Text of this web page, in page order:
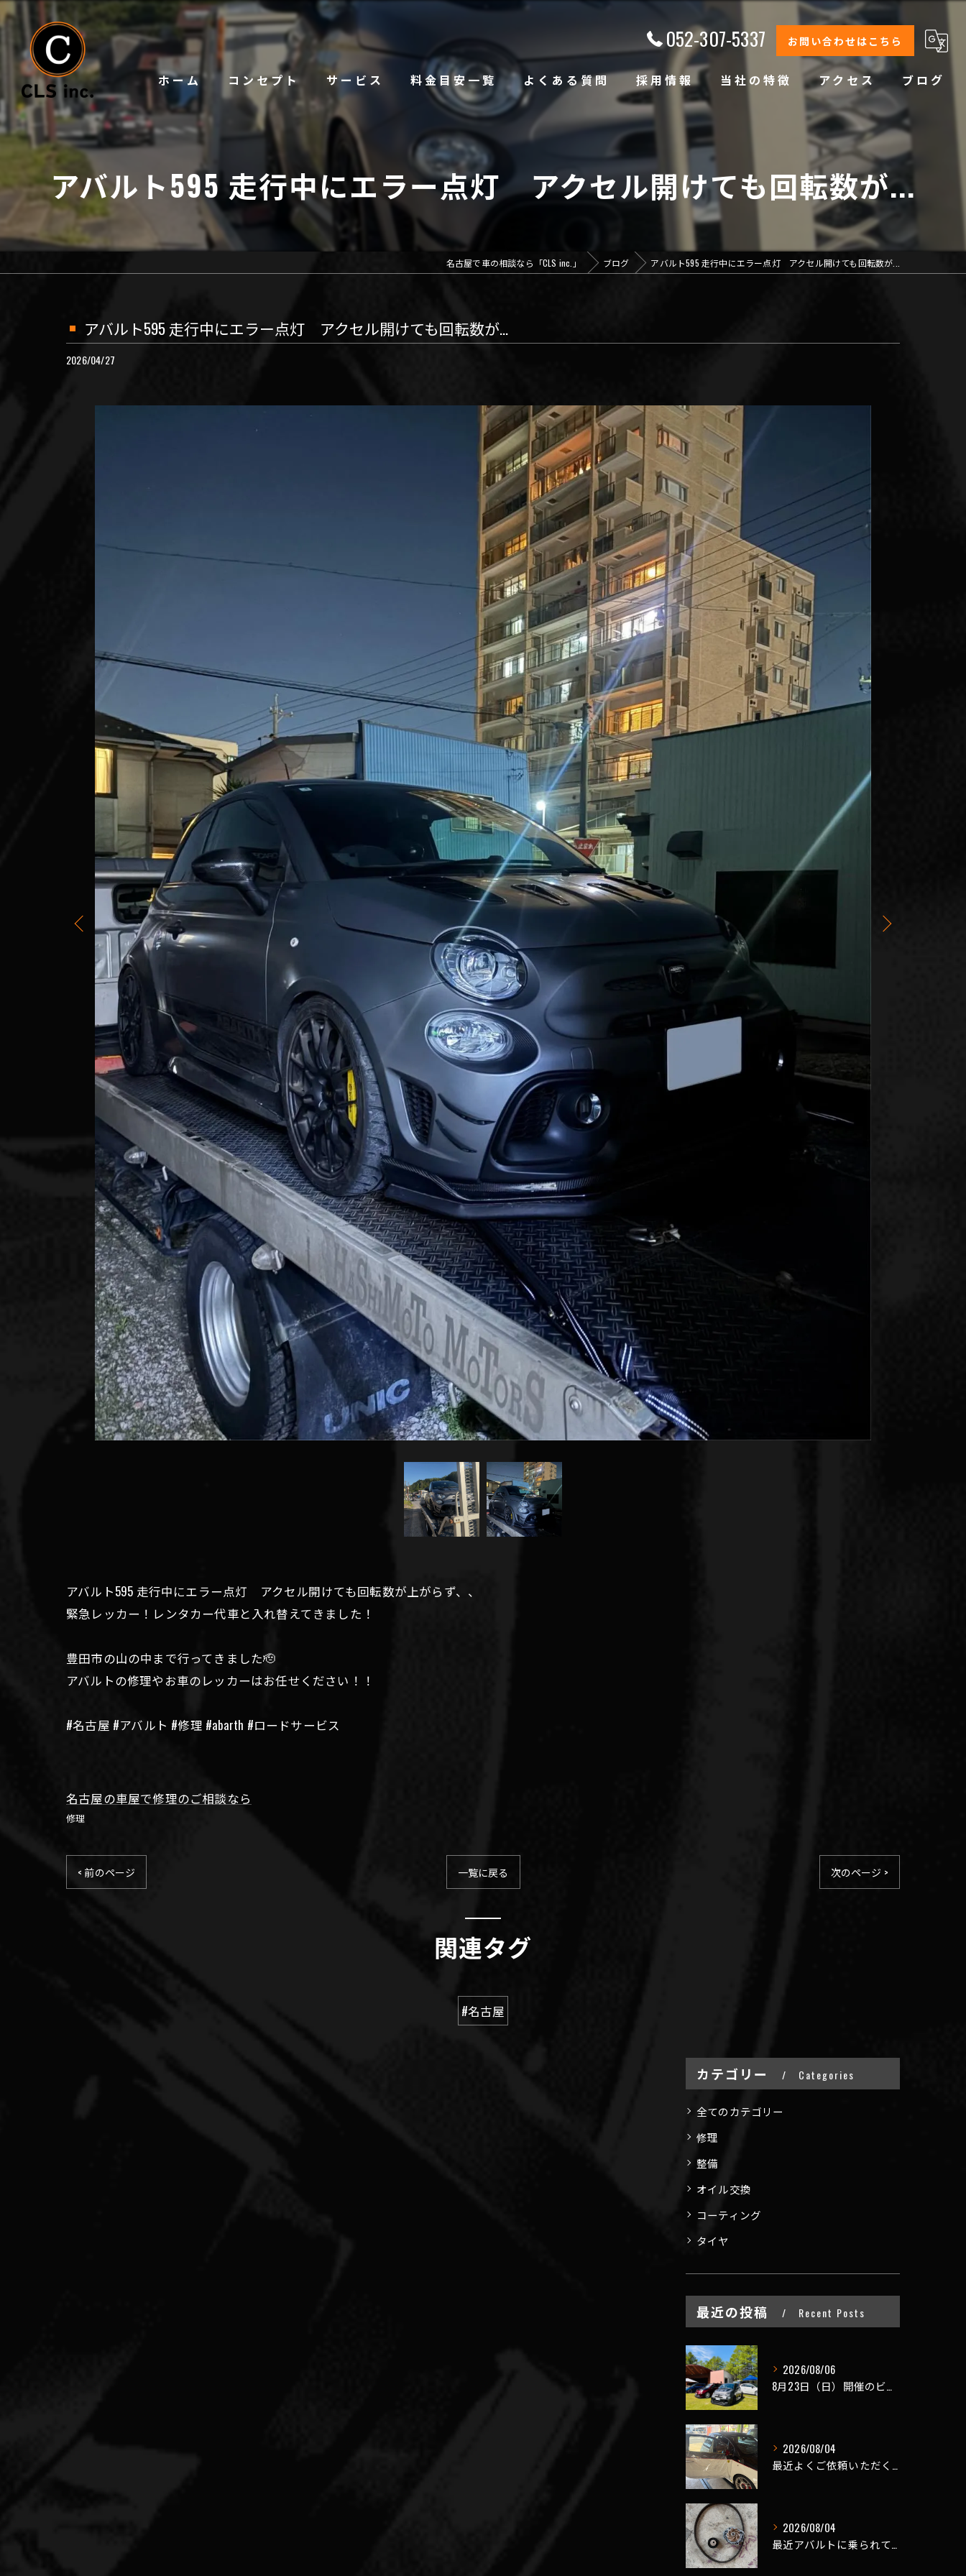
052-307-5337 お問い合わせはこちら
ホーム コンセプト サービス 料金目安一覧 よくある質問 採用情報 当社の特徴
オイル交換
オリジナルブランド
アクセス ブログ
アバルト595 走行中にエラー点灯 アクセル開けても回転数が...
名古屋で車の相談なら「CLS inc.」 ブログ アバルト595 走行中にエラー点灯 アクセル開けても回転数が...
アバルト595 走行中にエラー点灯 アクセル開けても回転数が...
2026/04/27
アバルト595 走行中にエラー点灯 アクセル開けても回転数が上がらず、、
緊急レッカー！レンタカー代車と入れ替えてきました！
豊田市の山の中まで行ってきました🫡
アバルトの修理やお車のレッカーはお任せください！！
#名古屋 #アバルト #修理 #abarth #ロードサービス
名古屋の車屋で修理のご相談なら
修理
< 前のページ 一覧に戻る 次のページ >
関連タグ
#名古屋
カテゴリー Categories
全てのカテゴリー
修理
整備
オイル交換
コーティング
タイヤ
最近の投稿 Recent Posts
2026/08/06
8月23日（日）開催のビーナスラインを走ろうの会 夏の陣
2026/08/04
最近よくご依頼いただく、弊社おすすめメニュー！
2026/08/04
最近アバルトに乗られてるお客様のご来店がありがたいことに大幅...